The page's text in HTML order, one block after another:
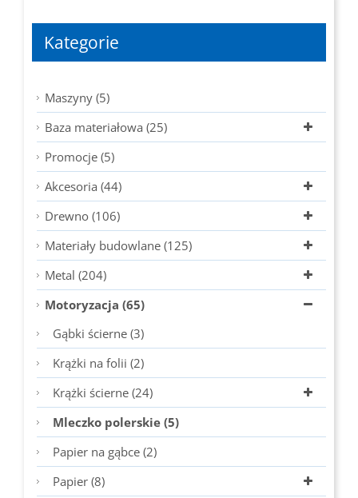
Kategorie
Maszyny (5)
Baza materiałowa (25)
Promocje (5)
Akcesoria (44)
Drewno (106)
Materiały budowlane (125)
Metal (204)
Motoryzacja (65)
Gąbki ścierne (3)
Krążki na folii (2)
Krążki ścierne (24)
Mleczko polerskie (5)
Papier na gąbce (2)
Papier (8)